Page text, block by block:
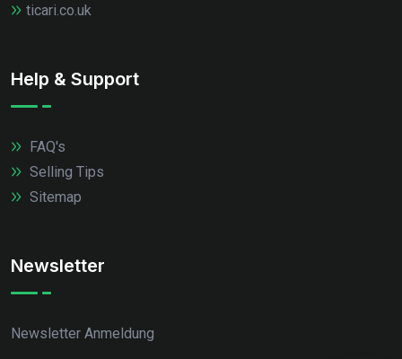
ticari.co.uk
Help & Support
FAQ's
Selling Tips
Sitemap
Newsletter
Newsletter Anmeldung